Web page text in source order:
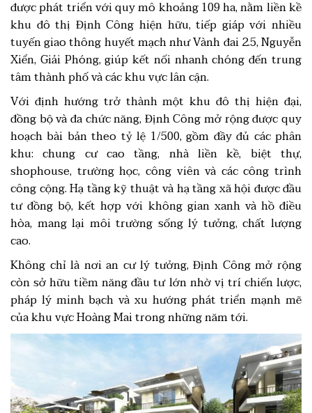
được phát triển với quy mô khoảng 109 ha, nằm liền kề
khu đô thị Định Công hiện hữu, tiếp giáp với nhiều
tuyến giao thông huyết mạch như Vành đai 2.5, Nguyễn
Xiển, Giải Phóng, giúp kết nối nhanh chóng đến trung
tâm thành phố và các khu vực lân cận.
Với định hướng trở thành một khu đô thị hiện đại,
đồng bộ và đa chức năng, Định Công mở rộng được quy
hoạch bài bản theo tỷ lệ 1/500, gồm đầy đủ các phân
khu: chung cư cao tầng, nhà liền kề, biệt thự,
shophouse, trường học, công viên và các công trình
công cộng. Hạ tầng kỹ thuật và hạ tầng xã hội được đầu
tư đồng bộ, kết hợp với không gian xanh và hồ điều
hòa, mang lại môi trường sống lý tưởng, chất lượng
cao.
Không chỉ là nơi an cư lý tưởng, Định Công mở rộng
còn sở hữu tiềm năng đầu tư lớn nhờ vị trí chiến lược,
pháp lý minh bạch và xu hướng phát triển mạnh mẽ
của khu vực Hoàng Mai trong những năm tới.